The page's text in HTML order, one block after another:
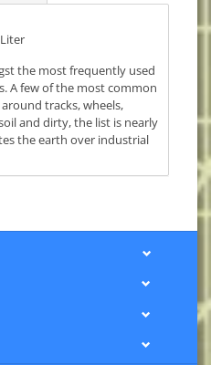
the most frequently used
A few of the most common
tracks, wheels,
and dirty, the list is nearly
the earth over industrial